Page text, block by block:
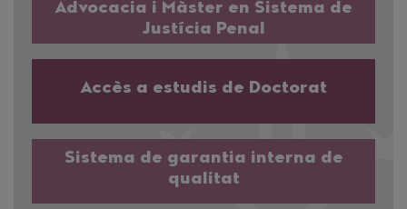
Advocacia i Màster en Sistema de
Justícia Penal
Accès a estudis de Doctorat
Sistema de garantia interna de
qualitat